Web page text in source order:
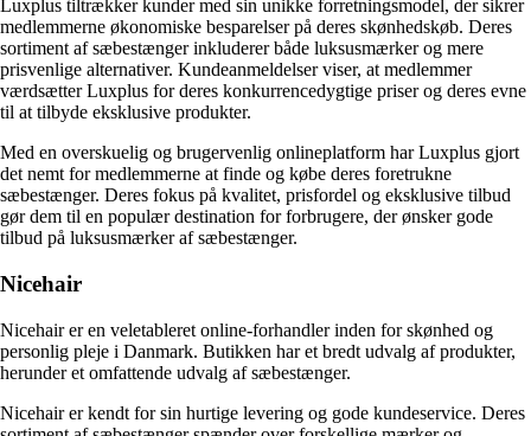
Luxplus tiltrækker kunder med sin unikke forretningsmodel, der sikrer
medlemmerne økonomiske besparelser på deres skønhedskøb. Deres
sortiment af sæbestænger inkluderer både luksusmærker og mere
prisvenlige alternativer. Kundeanmeldelser viser, at medlemmer
værdsætter Luxplus for deres konkurrencedygtige priser og deres evne
til at tilbyde eksklusive produkter.
Med en overskuelig og brugervenlig onlineplatform har Luxplus gjort
det nemt for medlemmerne at finde og købe deres foretrukne
sæbestænger. Deres fokus på kvalitet, prisfordel og eksklusive tilbud
gør dem til en populær destination for forbrugere, der ønsker gode
tilbud på luksusmærker af sæbestænger.
Nicehair
Nicehair er en veletableret online-forhandler inden for skønhed og
personlig pleje i Danmark. Butikken har et bredt udvalg af produkter,
herunder et omfattende udvalg af sæbestænger.
Nicehair er kendt for sin hurtige levering og gode kundeservice. Deres